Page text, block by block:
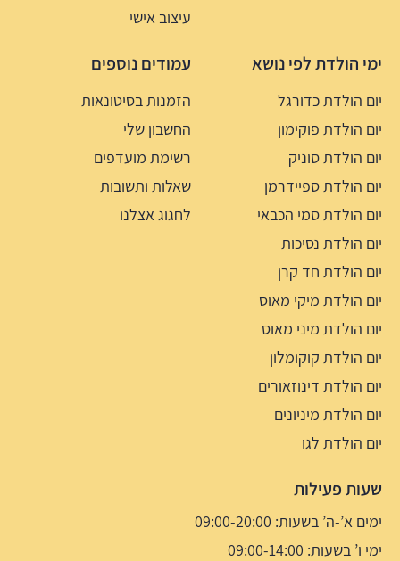
עיצוב אישי
ימי הולדת לפי נושא
יום הולדת כדורגל
יום הולדת פוקימון
יום הולדת סוניק
יום הולדת ספיידרמן
יום הולדת סמי הכבאי
יום הולדת נסיכות
יום הולדת חד קרן
יום הולדת מיקי מאוס
יום הולדת מיני מאוס
יום הולדת קוקומלון
יום הולדת דינוזאורים
יום הולדת מיניונים
יום הולדת לגו
עמודים נוספים
הזמנות בסיטונאות
החשבון שלי
רשימת מועדפים
שאלות ותשובות
לחגוג אצלנו
שעות פעילות
ימים א’-ה’ בשעות: 09:00-20:00
ימי ו’ בשעות: 09:00-14:00